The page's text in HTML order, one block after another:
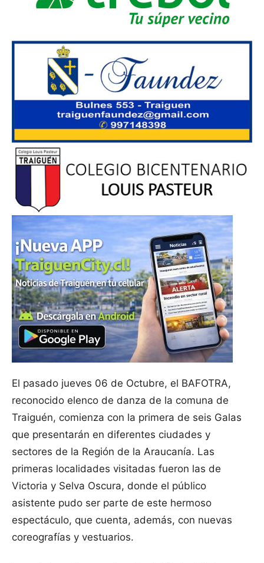
El pasado jueves 06 de Octubre, el BAFOTRA,
reconocido elenco de danza de la comuna de
Traiguén, comienza con la primera de seis Galas
que presentarán en diferentes ciudades y
sectores de la Región de la Araucanía. Las
primeras localidades visitadas fueron las de
Victoria y Selva Oscura, donde el público
asistente pudo ser parte de este hermoso
espectáculo, que cuenta, además, con nuevas
coreografías y vestuarios.